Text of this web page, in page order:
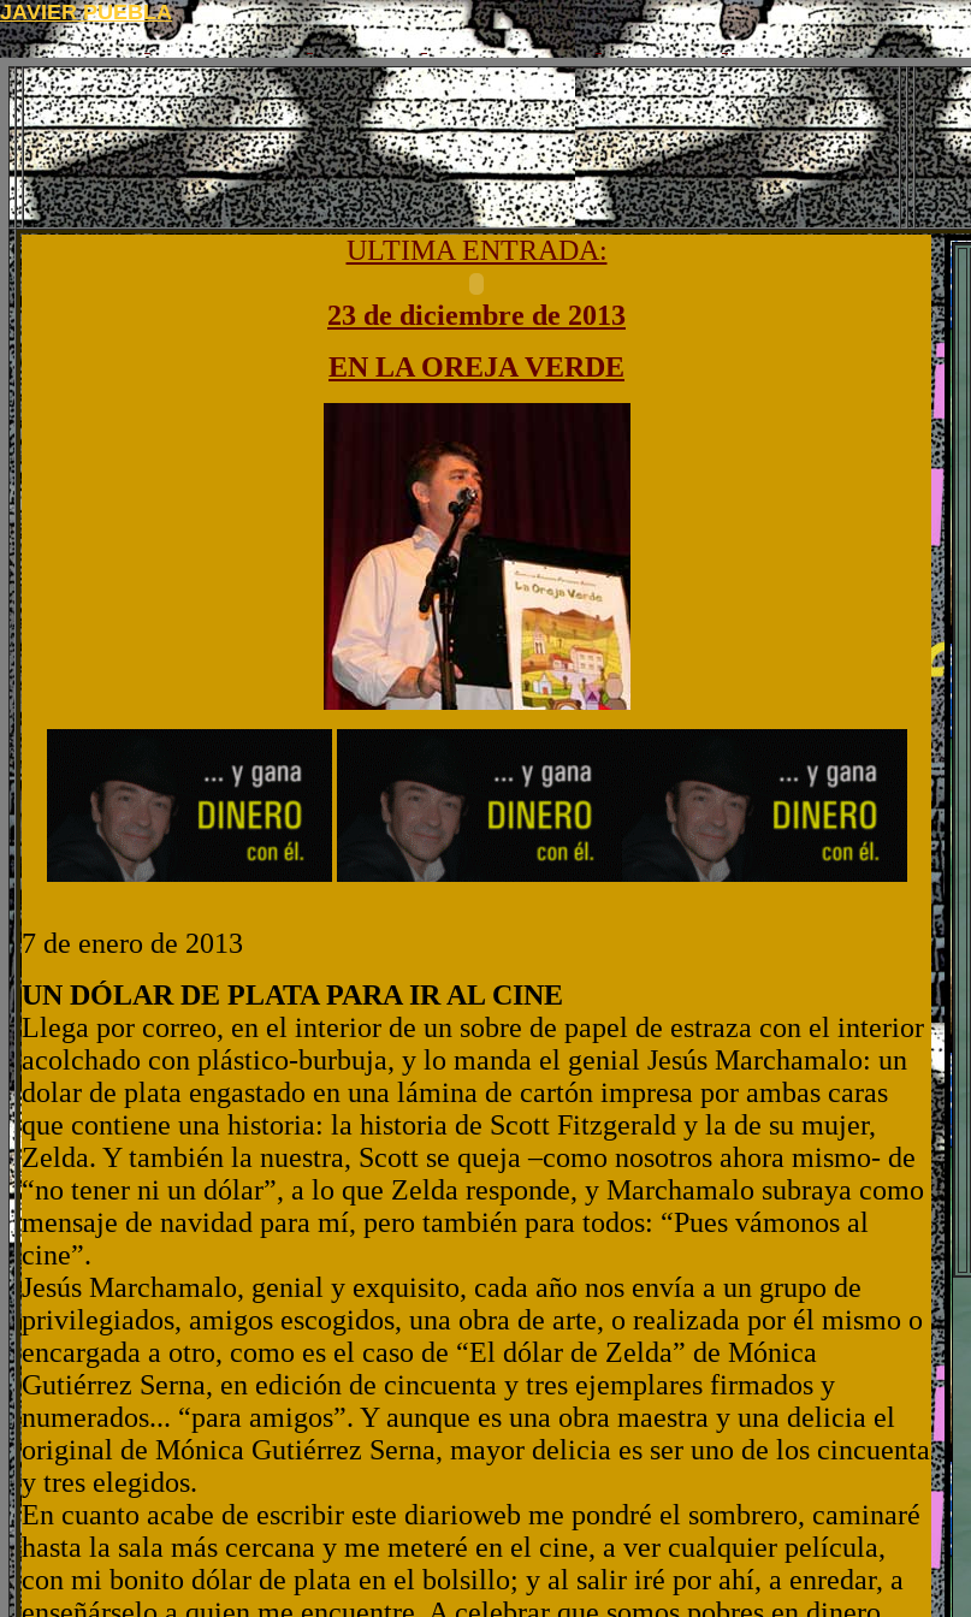
JAVIER PUEBLA
ULTIMA ENTRADA:
23 de diciembre de 2013
EN LA OREJA VERDE
7 de enero de 2013
UN DÓLAR DE PLATA PARA IR AL CINE
Llega por correo, en el interior de un sobre de papel de estraza con el interior
acolchado con plástico-burbuja, y lo manda el genial Jesús Marchamalo: un
dolar de plata engastado en una lámina de cartón impresa por ambas caras
que contiene una historia: la historia de Scott Fitzgerald y la de su mujer,
Zelda. Y también la nuestra, Scott se queja –como nosotros ahora mismo- de
“no tener ni un dólar”, a lo que Zelda responde, y Marchamalo subraya como
mensaje de navidad para mí, pero también para todos: “Pues vámonos al
cine”.
Jesús Marchamalo, genial y exquisito, cada año nos envía a un grupo de
privilegiados, amigos escogidos, una obra de arte, o realizada por él mismo o
encargada a otro, como es el caso de “El dólar de Zelda” de Mónica
Gutiérrez Serna, en edición de cincuenta y tres ejemplares firmados y
numerados... “para amigos”. Y aunque es una obra maestra y una delicia el
original de Mónica Gutiérrez Serna, mayor delicia es ser uno de los cincuenta
y tres elegidos.
En cuanto acabe de escribir este diarioweb me pondré el sombrero, caminaré
hasta la sala más cercana y me meteré en el cine, a ver cualquier película,
con mi bonito dólar de plata en el bolsillo; y al salir iré por ahí, a enredar, a